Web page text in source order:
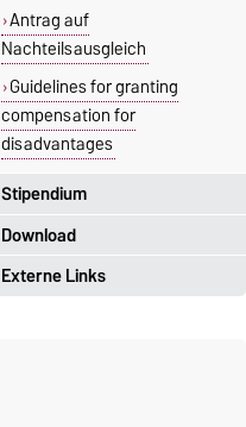
Antrag auf
Nachteilsausgleich
Guidelines for granting
compensation for
disadvantages
Stipendium
Leonardo-Büro Sachsen-
Anhalt
Download
Studieren im Ausland
Externe Links